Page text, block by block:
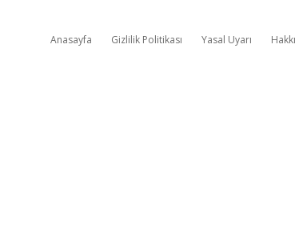
Anasayfa Gizlilik Politikası Yasal Uyarı